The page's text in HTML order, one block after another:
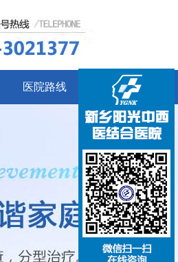
医院路线